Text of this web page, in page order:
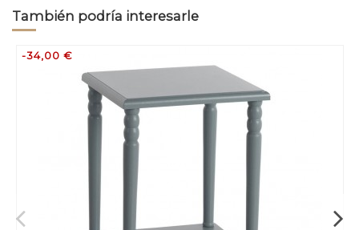
También podría interesarle
-34,00 €